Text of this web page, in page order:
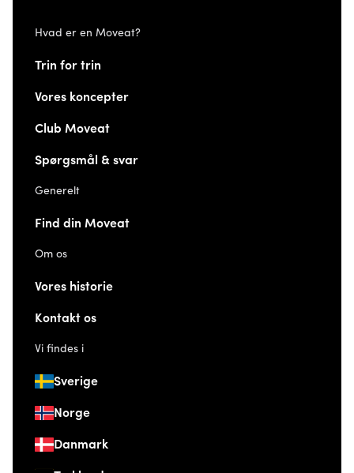
Hvad er en Moveat?
Trin for trin
Vores koncepter
Club Moveat
Spørgsmål & svar
Generelt
Find din Moveat
Om os
Vores historie
Kontakt os
Vi findes i
Sverige
Norge
Danmark